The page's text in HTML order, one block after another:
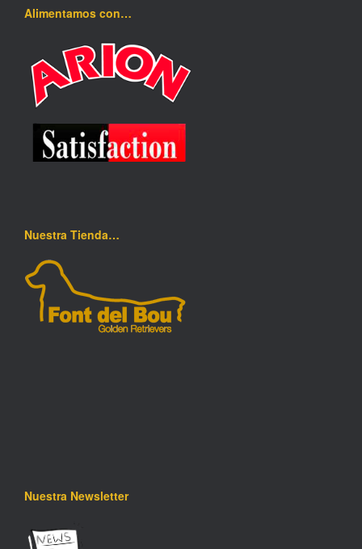
Alimentamos con…
Nuestra Tienda…
Nuestra Newsletter